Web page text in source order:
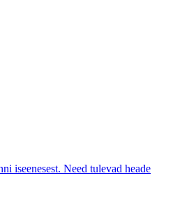
iseenesest. Need tulevad heade